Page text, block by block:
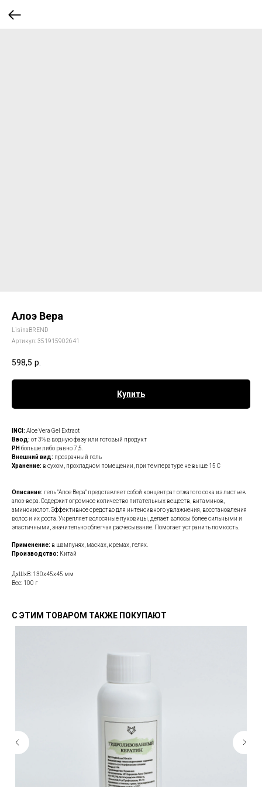
Алоэ Вера
LisinaBREND
Артикул:351915902641
598,5 р.
Купить
INCI: Aloe Vera Gel Extract
Ввод: от 3% в водную фазу или готовый продукт
PH больше либо равно 7,5.
Внешний вид: прозрачный гель
Хранение: в сухом, прохладном помещении, при температуре не выше 15 С
Описание: гель "Алое Вера" представляет собой концентрат отжатого сока из листьев
алоэ-вера. Содержит огромное количество питательных веществ, витаминов,
аминокислот. Эффективное средство для интенсивного увлажнения, восстановления
волос и их роста. Укрепляет волосяные луковицы, делает волосы более сильными и
эластичными, значительно облегчая расчесывание. Помогает устранить ломкость.
Применение: в шампунях, масках, кремах, гелях.
Производство: Китай
ДxШxВ: 130x45x45 мм
Вес: 100 г
С ЭТИМ ТОВАРОМ ТАКЖЕ ПОКУПАЮТ